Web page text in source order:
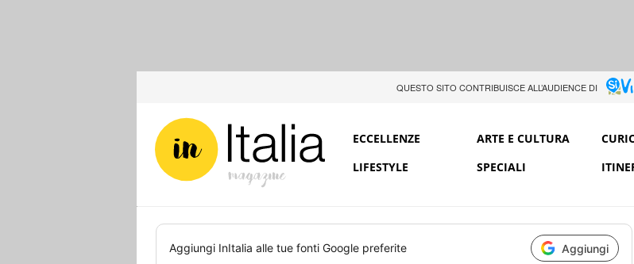
QUESTO SITO CONTRIBUISCE ALL’AUDIENCE DI
ECCELLENZE ARTE E CULTURA
LIFESTYLE
SPECIALI
Aggiungi InItalia alle tue fonti Google preferite Aggiungi